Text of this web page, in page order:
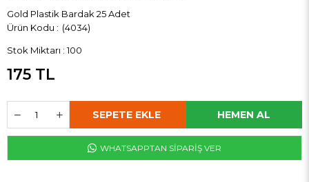
Gold Plastik Bardak 25 Adet
(4034)
Stok Miktarı : 100
175 TL
WHATSAPPTAN SİPARİŞ VER